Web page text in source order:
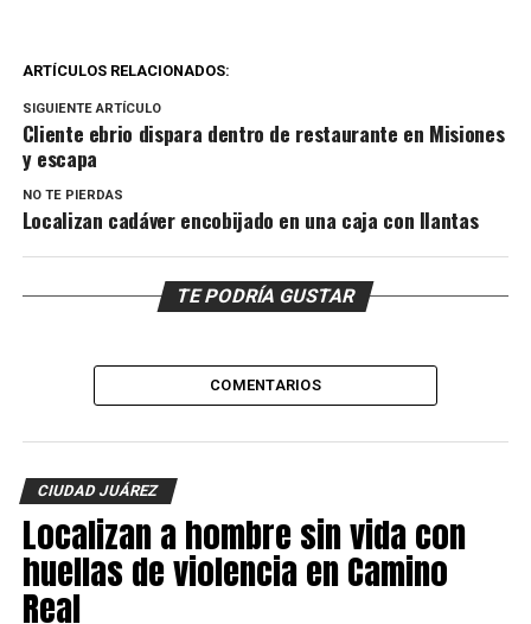
ARTÍCULOS RELACIONADOS:
SIGUIENTE ARTÍCULO
Cliente ebrio dispara dentro de restaurante en Misiones
y escapa
NO TE PIERDAS
Localizan cadáver encobijado en una caja con llantas
TE PODRÍA GUSTAR
COMENTARIOS
CIUDAD JUÁREZ
Localizan a hombre sin vida con
huellas de violencia en Camino
Real